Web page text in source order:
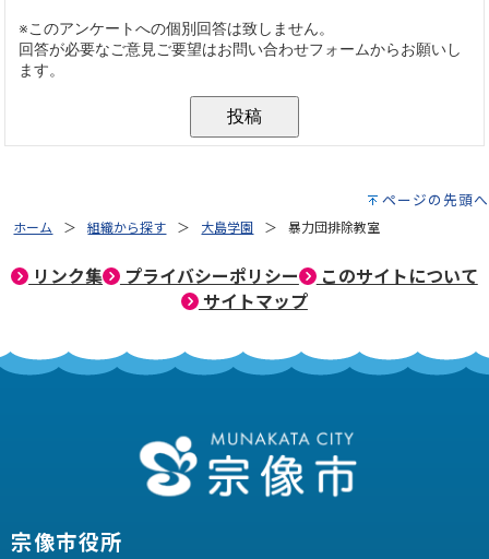
ページの先頭へ
ホーム 組織から探す 大島学園 暴力団排除教室
リンク集 プライバシーポリシー
このサイトについて
サイトマップ
宗像市役所